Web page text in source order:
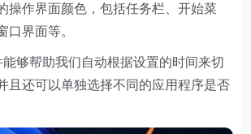
操作界面颜色，包括任务栏、开始菜
口界面等。
帮助我们自动根据设置的时间来切
且还可以单独选择不同的应用程序是否